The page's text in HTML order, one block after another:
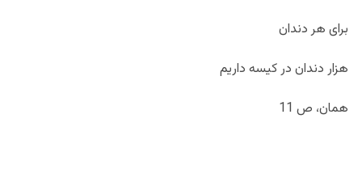
برای هر دندان
هزار دندان در کیسه داریم
همان، ص 11